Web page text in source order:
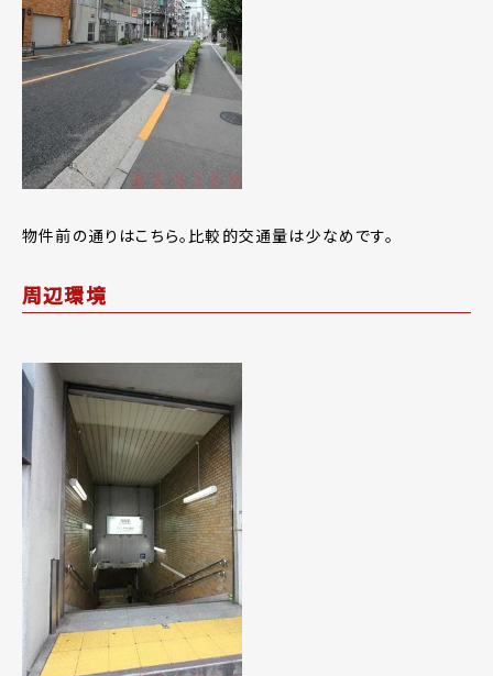
物件前の通りはこちら。比較的交通量は少なめです。
周辺環境